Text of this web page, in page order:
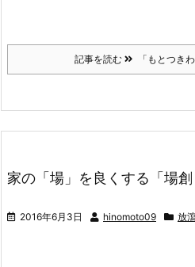
記事を読む 「もとつき
家の「場」を良くする「場創
2016年6月3日 hinomoto09 放